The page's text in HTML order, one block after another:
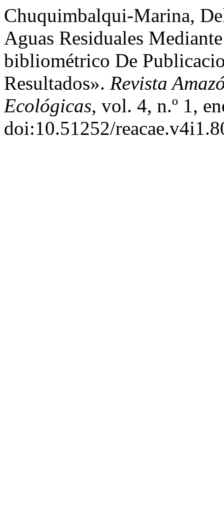
Chuquimbalqui-Marina,
Aguas Residuales
bibliométrico De
Resultados». Revista
Ecológicas, vol. 4, n.º 1,
doi:10.51252/